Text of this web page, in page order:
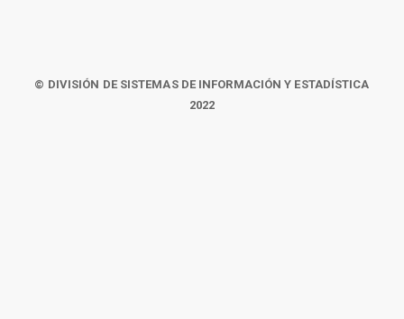
© DIVISIÓN DE SISTEMAS DE INFORMACIÓN Y ESTADÍSTICA
2022